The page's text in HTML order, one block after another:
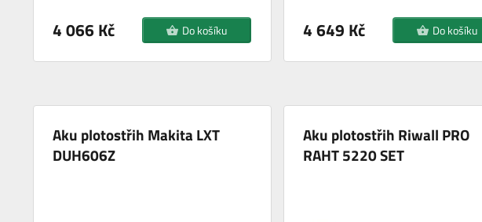
4 066 Kč Do košíku 4 649 Kč Do košíku
Aku plotostřih Makita LXT
DUH606Z
Aku plotostřih Riwall PRO
RAHT 5220 SET